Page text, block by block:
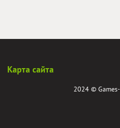
Карта сайта
2024 ©